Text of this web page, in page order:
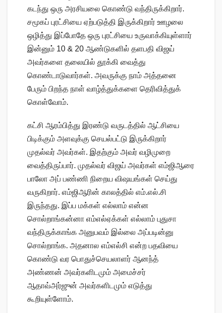
கடந்து ஒரு அரசியலை கொண்டு வந்திருக்கிறார்.
சமூகப் புரட்சியை ஏற்படுத்தி இருக்கிறார் ஊழலை
ஒழித்து இப்போதே ஒரு புரட்சியை உருவாக்கியுள்ளார்
இன்னும் 10 & 20 ஆண்டுகளில் தளபதி விஜய்
அவர்களை தலையில் தூக்கி வைத்து
கொண்டாடுவார்கள். அவருக்கு நாம் அத்தனை
பேரும் பிறந்த நாள் வாழ்த்துக்களை தெரிவித்துக்
கொள்வோம்.
கட்சி ஆரம்பித்து இரண்டு வருடத்தில் ஆட்சியை
பிடிக்கும் அளவுக்கு செயல்பட்டு இருக்கிறார்
முதல்வர் அவர்கள். இதற்கும் அவர் வழிமுறை
வைத்திருப்பார். முதல்வர் விஜய் அவர்கள் எம்ஜிஆரை
பாலோ அப் பண்ணி நிறைய விஷயங்கள் செய்து
வருகிறார். எம்ஜிஆரின் காலத்தில் எம்.எல்.சி
இருந்தது. இப்ப மக்கள் எல்லாம் என்ன
சொல்றாங்கன்னா எம்எல்ஏக்கள் எல்லாம் புதுசா
வந்திருக்காங்க அனுபவம் இல்லை அப்படின்னு
சொல்றாங்க. அதனால எம்எல்சி என்ற பதவியை
கொண்டு வர பொதுச்செயலாளர் ஆனந்த்
அண்ணன் அவர்களிடமும் அமைச்சர்
ஆதாவ்அர்ஜுன் அவர்களிடமும் எடுத்து
கூறியுள்ளோம்.